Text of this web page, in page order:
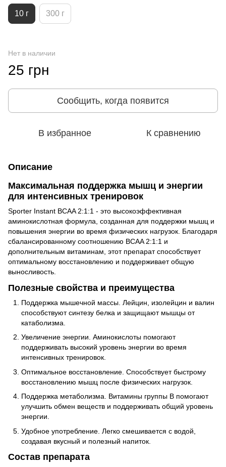
10 г 300 г
Нет в наличии
25 грн
Сообщить, когда появится
В избранное К сравнению
Описание
Максимальная поддержка мышц и энергии
для интенсивных тренировок
Sporter Instant BCAA 2:1:1 - это высокоэффективная
аминокислотная формула, созданная для поддержки мышц и
повышения энергии во время физических нагрузок. Благодаря
сбалансированному соотношению BCAA 2:1:1 и
дополнительным витаминам, этот препарат способствует
оптимальному восстановлению и поддерживает общую
выносливость.
Полезные свойства и преимущества
Поддержка мышечной массы. Лейцин, изолейцин и валин
способствуют синтезу белка и защищают мышцы от
катаболизма.
Увеличение энергии. Аминокислоты помогают
поддерживать высокий уровень энергии во время
интенсивных тренировок.
Оптимальное восстановление. Способствует быстрому
восстановлению мышц после физических нагрузок.
Поддержка метаболизма. Витамины группы В помогают
улучшить обмен веществ и поддерживать общий уровень
энергии.
Удобное употребление. Легко смешивается с водой,
создавая вкусный и полезный напиток.
Состав препарата